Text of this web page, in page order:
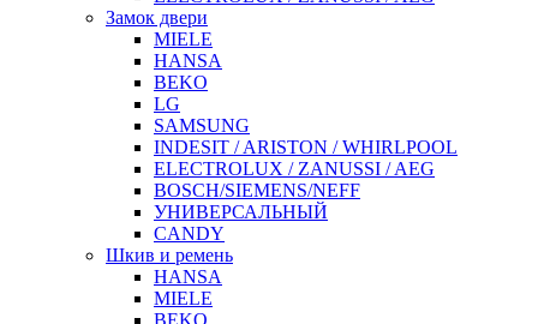
Замок двери
MIELE
HANSA
BEKO
LG
SAMSUNG
INDESIT / ARISTON / WHIRLPOOL
ELECTROLUX / ZANUSSI / AEG
BOSCH/SIEMENS/NEFF
УНИВЕРСАЛЬНЫЙ
CANDY
Шкив и ремень
HANSA
MIELE
BEKO